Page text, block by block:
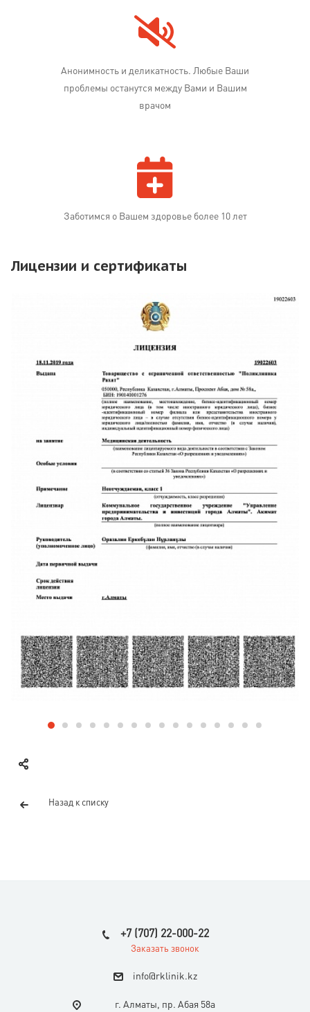
Анонимность и деликатность. Любые Ваши
проблемы останутся между Вами и Вашим
врачом
Заботимся о Вашем здоровье более 10 лет
Лицензии и сертификаты
Назад к списку
+7 (707) 22-000-22
Заказать звонок
info@rklinik.kz
г. Алматы, пр. Абая 58а